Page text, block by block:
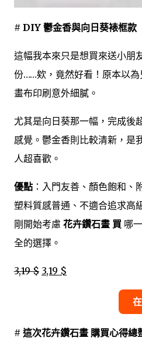
# DIY 鬱金香與向日葵裱框款
這幅我本來只是想買來送小朋
份……欸，竟然好看！原本以
畫布印刷意外細膩。
尤其是向日葵那一幅，完成後
感覺。鬱金香則比較清新，是
人超喜歡。
優點 ：入門友善、顏色飽和、
塑料質感普通、不適合追求高
剛開始考慮 花卉鑽石畫 買 哪
全的選擇。
3,19 $ 3,19 $
# 這次花卉鑽石畫 購買心得總